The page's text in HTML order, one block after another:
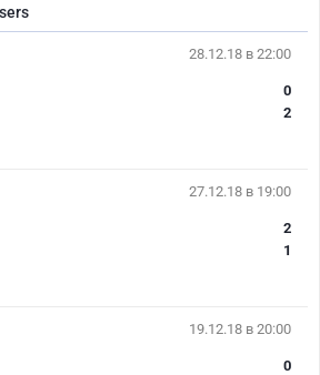
28.12.18 в 22:00
0
2
27.12.18 в 19:00
2
1
19.12.18 в 20:00
0